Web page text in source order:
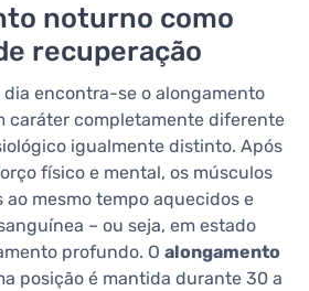
noturno como
recuperação
dia encontra-se o alongamento
caráter completamente diferente
igualmente distinto. Após
físico e mental, os músculos
ao mesmo tempo aquecidos e
– ou seja, em estado
profundo. O alongamento
posição é mantida durante 30 a